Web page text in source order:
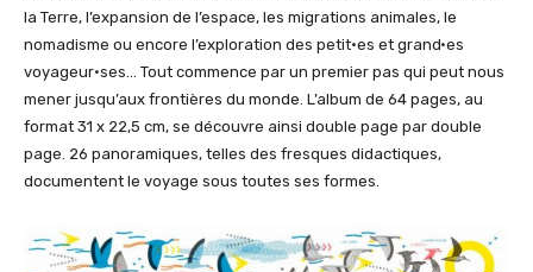
la Terre, l’expansion de l’espace, les migrations animales, le
nomadisme ou encore l’exploration des petit·es et grand·es
voyageur·ses… Tout commence par un premier pas qui peut nous
mener jusqu’aux frontières du monde. L’album de 64 pages, au
format 31 x 22,5 cm, se découvre ainsi double page par double
page. 26 panoramiques, telles des fresques didactiques,
documentent le voyage sous toutes ses formes.